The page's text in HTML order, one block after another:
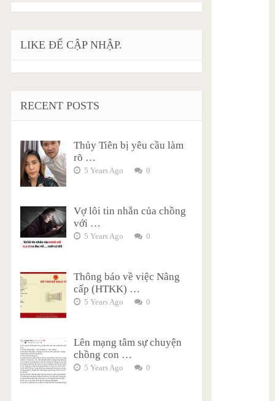
LIKE ĐỂ CẬP NHẬP.
RECENT POSTS
Thủy Tiên bị yêu cầu làm
rõ …
5 Years Ago 0
Vợ lôi tin nhắn của chồng
với …
5 Years Ago 0
Thông báo về việc Nâng
cấp (HTKK) …
5 Years Ago 0
Lên mạng tâm sự chuyện
chồng con …
5 Years Ago 0